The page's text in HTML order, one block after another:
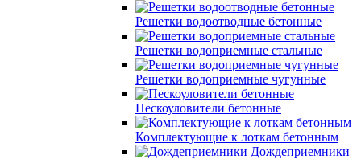
Решетки водоотводные бетонные
Решетки водоприемные стальные
Решетки водоприемные чугунные
Пескоуловители бетонные
Комплектующие к лоткам бетонным
Дождеприемники